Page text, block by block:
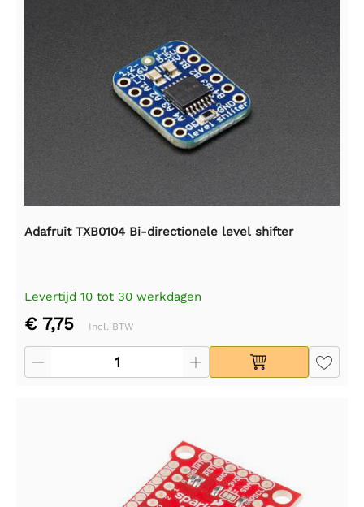
Adafruit TXB0104 Bi-directionele level shifter
Levertijd 10 tot 30 werkdagen
€ 7,75 Incl. BTW